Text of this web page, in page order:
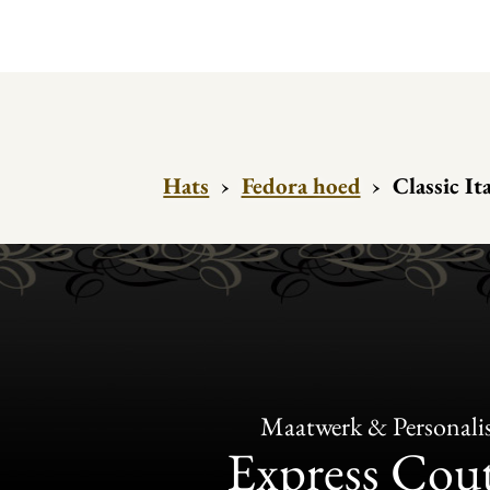
Hats › Fedora hoed › Classic
Maatwerk &
Express